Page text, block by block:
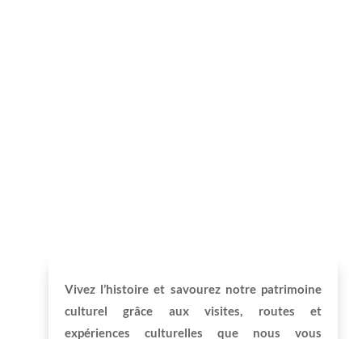
Vivez l’histoire et savourez notre patrimoine
culturel grâce aux visites, routes et
expériences culturelles que nous vous